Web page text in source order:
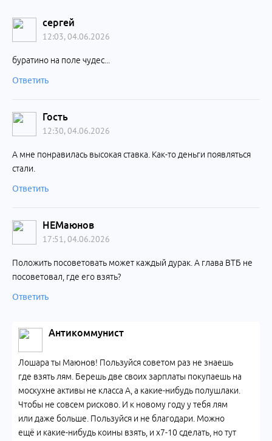
сергей
12:03, 04.06.2026
буратино на поле чудес...
Ответить
Гость
12:30, 04.06.2026
А мне понравилась высокая ставка. Как-то деньги появляться
стали.
Ответить
НЕМаюнов
17:51, 04.06.2026
Положить посоветовать может каждый дурак. А глава ВТБ не
посоветовал, где его взять?
Ответить
Антикоммунист
Лошара ты Маюнов! Пользуйся советом раз не знаешь
где взять лям. Берешь две своих зарплаты покупаешь на
москухне активы не класса А, а какие-нибудь полушлаки.
Чтобы не совсем рисково. И к новому году у тебя лям
или даже больше. Пользуйся и не благодари. Можно
ещё и какие-нибудь коины взять, и х7-10 сделать, но тут